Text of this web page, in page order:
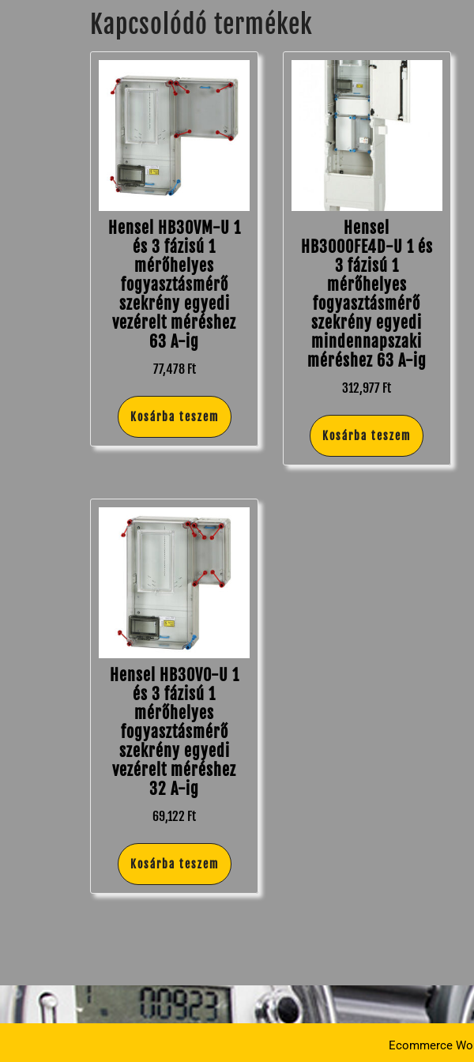
Kapcsolódó termékek
Hensel HB30VM-U 1
és 3 fázisú 1
mérőhelyes
fogyasztásmérő
szekrény egyedi
vezérelt méréshez
63 A-ig
77,478 Ft
Kosárba teszem
Hensel
HB3000FE4D-U 1 és
3 fázisú 1
mérőhelyes
fogyasztásmérő
szekrény egyedi
mindennapszaki
méréshez 63 A-ig
312,977 Ft
Kosárba teszem
Hensel HB30V0-U 1
és 3 fázisú 1
mérőhelyes
fogyasztásmérő
szekrény egyedi
vezérelt méréshez
32 A-ig
69,122 Ft
Kosárba teszem
Ecommerce